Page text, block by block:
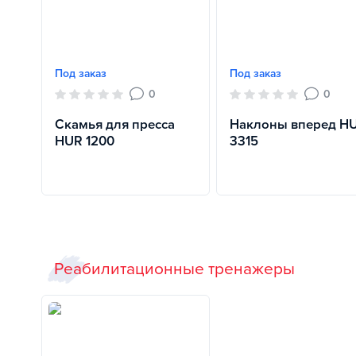
Под заказ
0
Скамья для пресса
HUR 1200
Под заказ
0
Наклоны вперед
3315
Реабилитационные тренажеры